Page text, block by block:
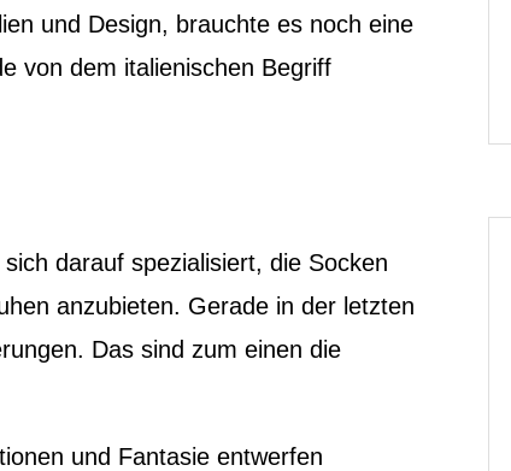
und Design, brauchte es noch eine
von dem italienischen Begriff
sich darauf spezialisiert, die Socken
anzubieten. Gerade in der letzten
Das sind zum einen die
und Fantasie entwerfen